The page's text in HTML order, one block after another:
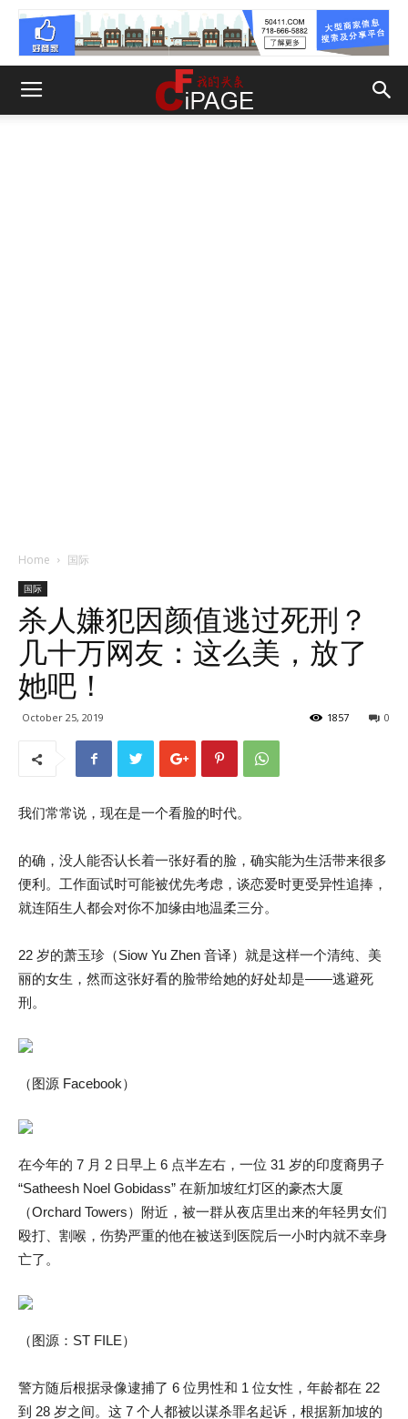
Home 国际
国际
杀人嫌犯因颜值逃过死刑？
几十万网友：这么美，放了
她吧！
October 25, 2019 0
1857
我们常常说，现在是一个看脸的时代。
的确，没人能否认长着一张好看的脸，确实能为生活带来很多
便利。工作面试时可能被优先考虑，谈恋爱时更受异性追捧，
就连陌生人都会对你不加缘由地温柔三分。
22 岁的萧玉珍（Siow Yu Zhen 音译）就是这样一个清纯、美
丽的女生，然而这张好看的脸带给她的好处却是——逃避死
刑。
（图源 Facebook）
在今年的 7 月 2 日早上 6 点半左右，一位 31 岁的印度裔男子
“Satheesh Noel Gobidass” 在新加坡红灯区的豪杰大厦
（Orchard Towers）附近，被一群从夜店里出来的年轻男女们
殴打、割喉，伤势严重的他在被送到医院后一小时内就不幸身
亡了。
（图源：ST FILE）
警方随后根据录像逮捕了 6 位男性和 1 位女性，年龄都在 22
到 28 岁之间。这 7 个人都被以谋杀罪名起诉，根据新加坡的